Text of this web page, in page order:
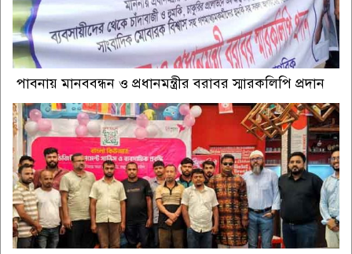
পাবনায় মানববন্ধন ও প্রধানমন্ত্রীর বরাবর স্মারকলিপি প্রদান